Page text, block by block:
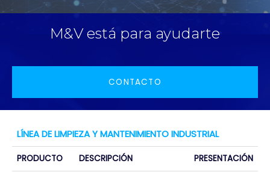
M&V está para ayudarte
CONTACTO
LÍNEA DE LIMPIEZA Y MANTENIMIENTO INDUSTRIAL
PRODUCTO DESCRIPCIÓN PRESENTACIÓN